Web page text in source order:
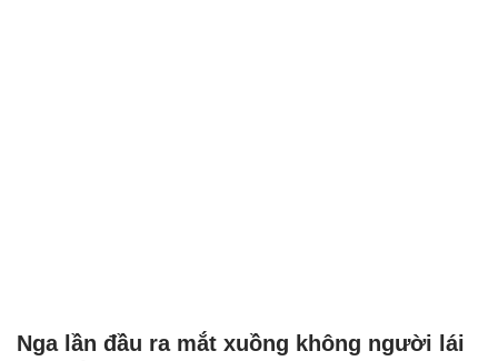
Nga lần đầu ra mắt xuồng không người lái